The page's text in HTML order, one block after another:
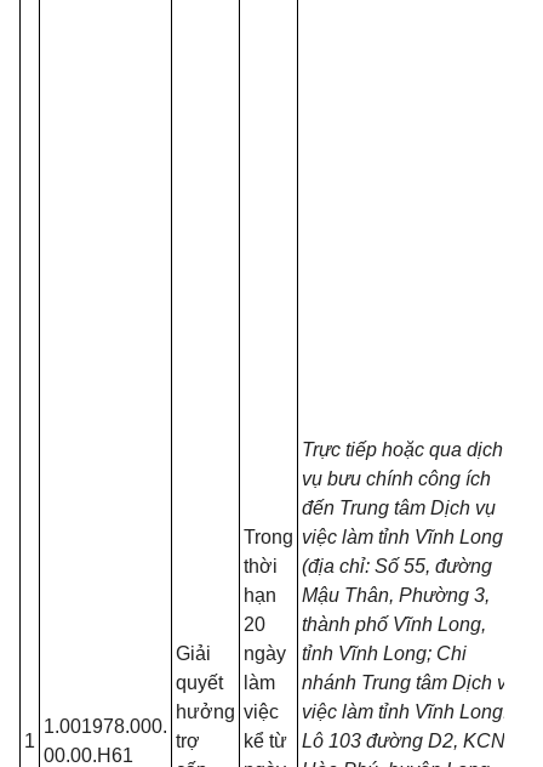
1
1.001978.000.
00.00.H61
Giải
quyết
hưởng
trợ
Trong
thời
hạn
20
ngày
làm
việc
kể từ
Trực tiếp hoặc qua dịch
vụ bưu chính công ích
đến Trung tâm Dịch vụ
việc làm tỉnh Vĩnh Long
(địa chỉ: Số 55, đường
Mậu Thân, Phường 3,
thành phố Vĩnh Long,
tỉnh Vĩnh Long; Chi
nhánh Trung tâm Dịch vụ
việc làm tỉnh Vĩnh Long:
Lô 103 đường D2, KCN